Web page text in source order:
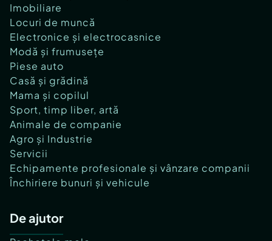
Imobiliare
Locuri de muncă
Electronice și electrocasnice
Modă și frumusețe
Piese auto
Casă și grădină
Mama și copilul
Sport, timp liber, artă
Animale de companie
Agro și Industrie
Servicii
Echipamente profesionale și vânzare companii
Închiriere bunuri și vehicule
De ajutor